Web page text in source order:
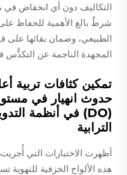
التكاليف دون أي انخفاض في
شرطٌ بالغ الأهمية للحفاظ
الطبيعي، وضمان بقائها
المجهدة الناجمة عن التكدُّس
حدوث انهيار في
الترابية
أظهرت الاختبارات التي أُجريت
هذه الألواح الخزفية للتهوية